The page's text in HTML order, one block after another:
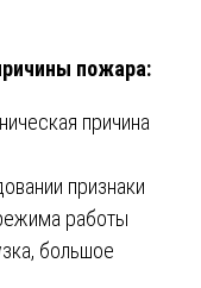
пожара:
причина
признаки
работы
большое